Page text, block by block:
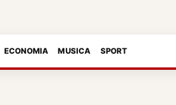
ECONOMIA MUSICA SPORT